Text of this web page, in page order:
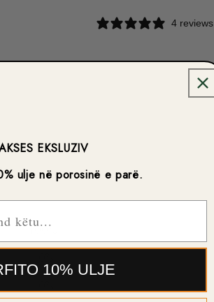
4 reviews
100%
EKSLUZIV
ulje në porosinë e parë.
10% ULJE